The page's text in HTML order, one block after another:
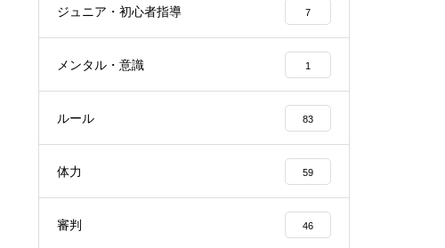
ジュニア・初心者指導 7
メンタル・意識 1
ルール 83
体力 59
審判 46